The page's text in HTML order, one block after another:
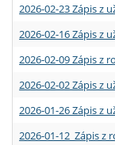
2026-02-23 Zápis z
2026-02-16 Zápis z
2026-02-09 Zápis z
2026-02-02 Zápis z
2026-01-26 Zápis z
2026-01-12 Zápis z